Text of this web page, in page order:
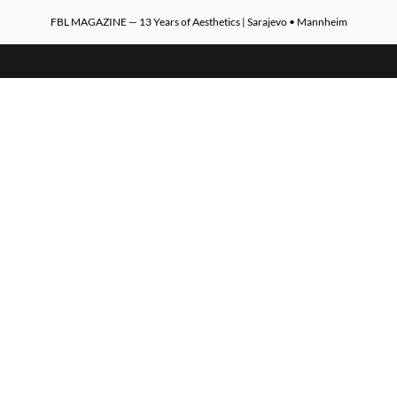
FBL MAGAZINE — 13 Years of Aesthetics | Sarajevo • Mannheim